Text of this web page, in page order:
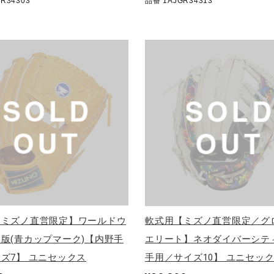
ズノ直営限定】ワールドウ
(青カップマーク)【内野手
7】 ユニセックス
軟式用【ミズノ直営限定／グ
エリート】ネオダイバーシテ
手用／サイズ10】 ユニセッ